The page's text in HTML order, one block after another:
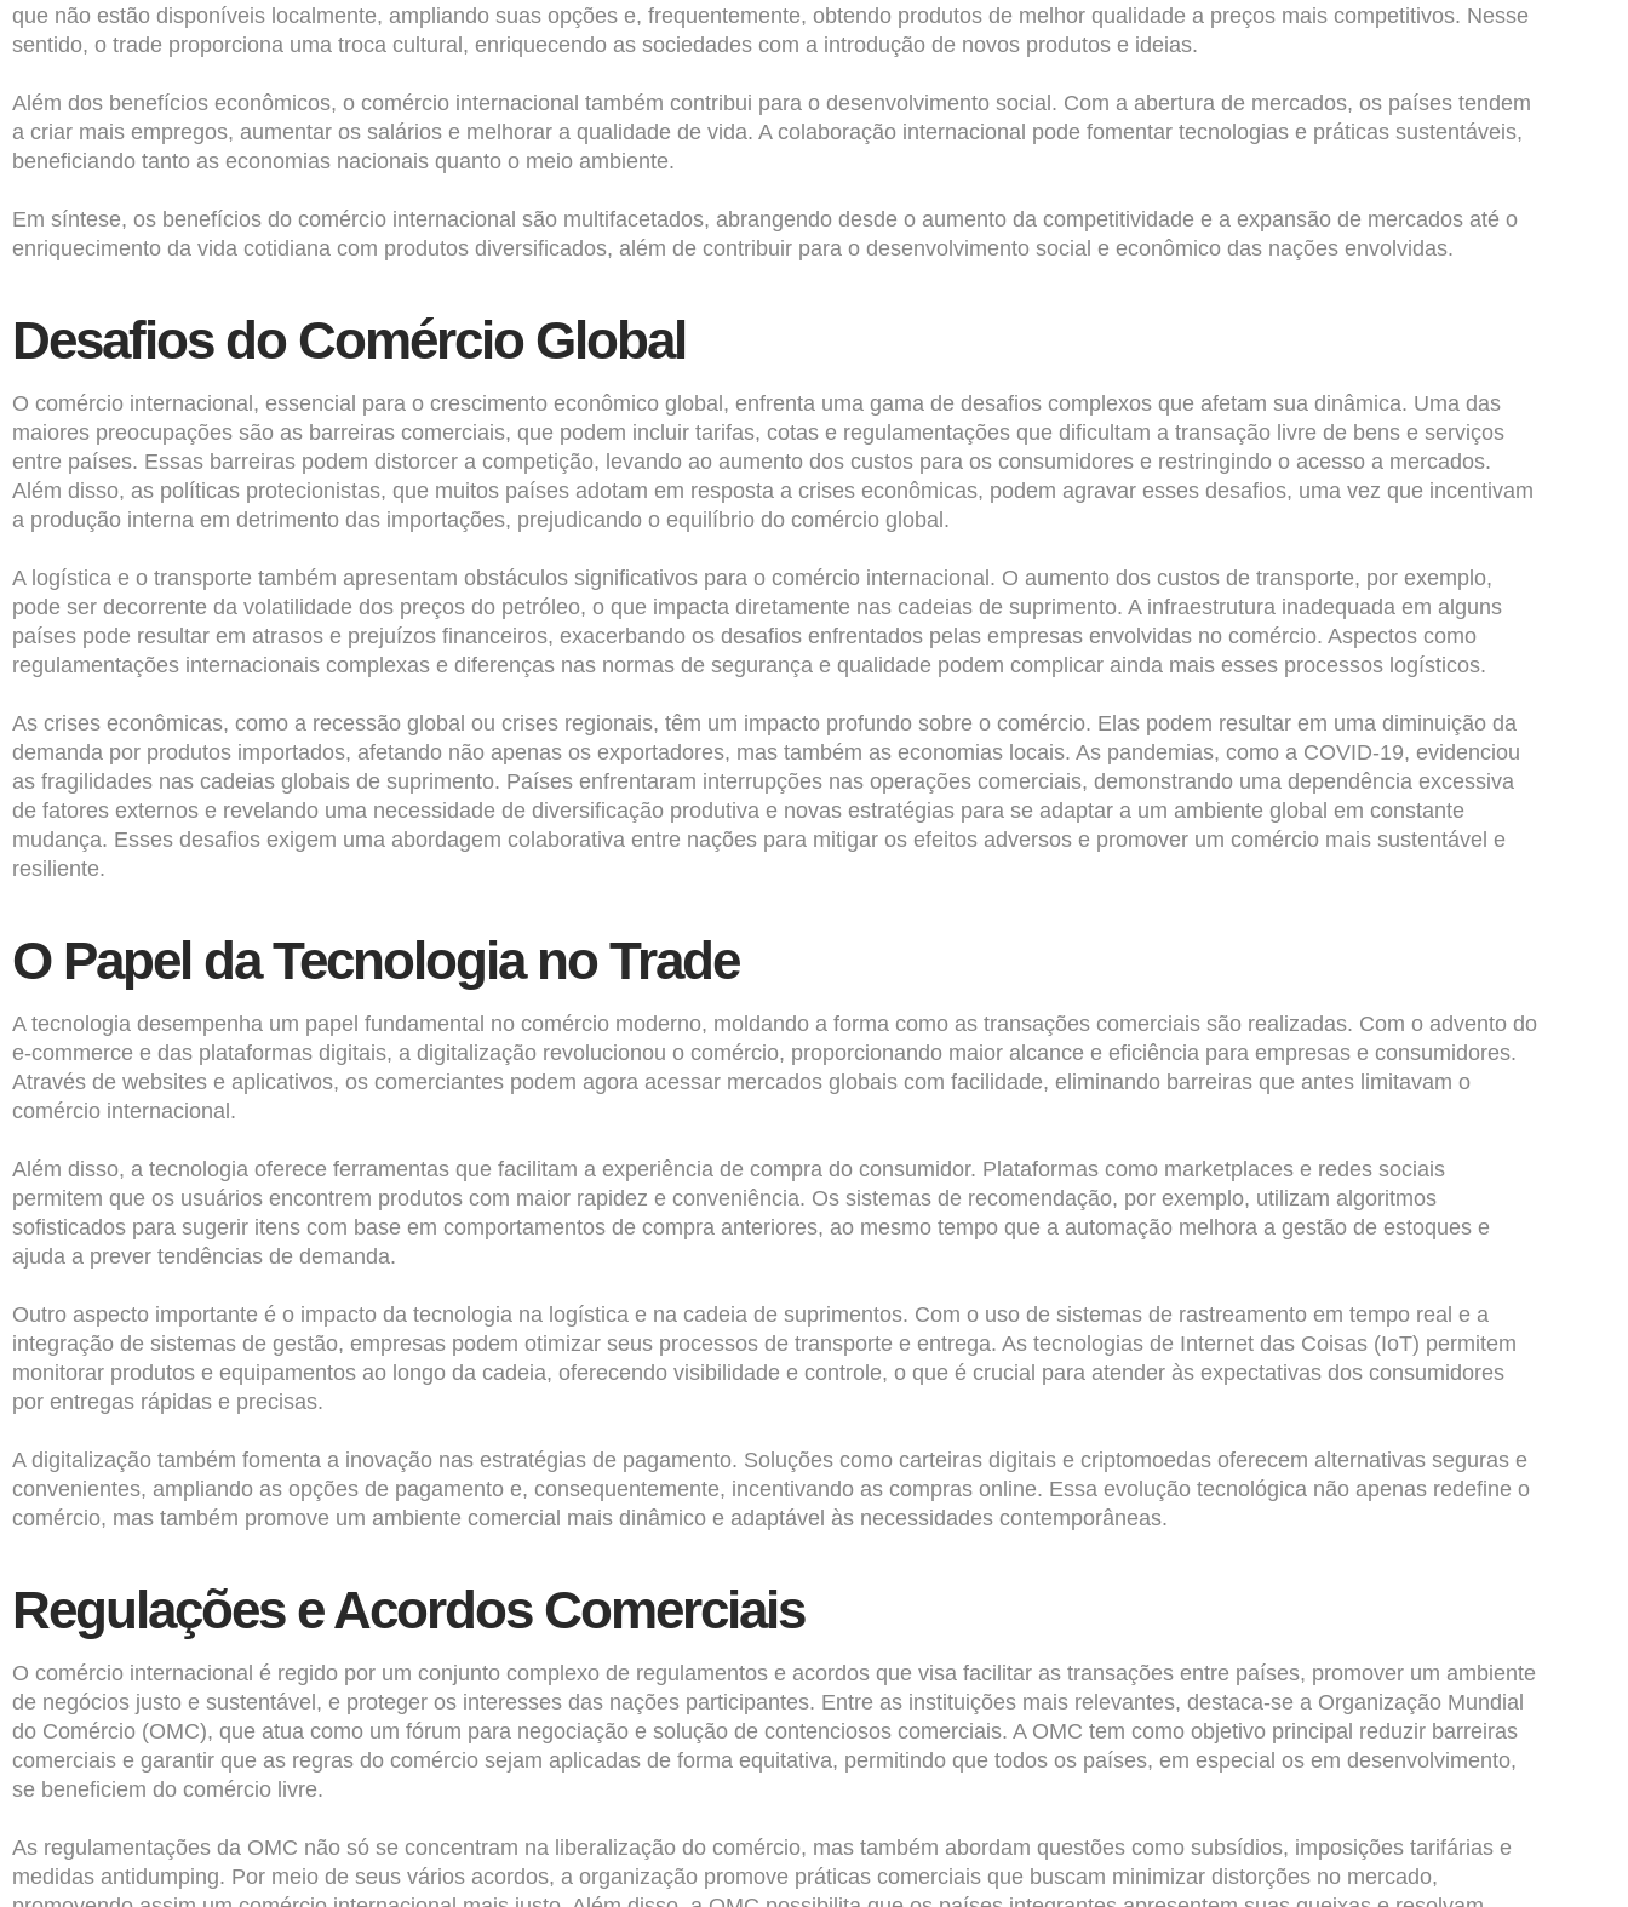
que não estão disponíveis localmente, ampliando suas opções e, frequentemente, obtendo produtos de melhor qualidade a preços mais competitivos. Nesse
sentido, o trade proporciona uma troca cultural, enriquecendo as sociedades com a introdução de novos produtos e ideias.
Além dos benefícios econômicos, o comércio internacional também contribui para o desenvolvimento social. Com a abertura de mercados, os países tendem
a criar mais empregos, aumentar os salários e melhorar a qualidade de vida. A colaboração internacional pode fomentar tecnologias e práticas sustentáveis,
beneficiando tanto as economias nacionais quanto o meio ambiente.
Em síntese, os benefícios do comércio internacional são multifacetados, abrangendo desde o aumento da competitividade e a expansão de mercados até o
enriquecimento da vida cotidiana com produtos diversificados, além de contribuir para o desenvolvimento social e econômico das nações envolvidas.
Desafios do Comércio Global
O comércio internacional, essencial para o crescimento econômico global, enfrenta uma gama de desafios complexos que afetam sua dinâmica. Uma das
maiores preocupações são as barreiras comerciais, que podem incluir tarifas, cotas e regulamentações que dificultam a transação livre de bens e serviços
entre países. Essas barreiras podem distorcer a competição, levando ao aumento dos custos para os consumidores e restringindo o acesso a mercados.
Além disso, as políticas protecionistas, que muitos países adotam em resposta a crises econômicas, podem agravar esses desafios, uma vez que incentivam
a produção interna em detrimento das importações, prejudicando o equilíbrio do comércio global.
A logística e o transporte também apresentam obstáculos significativos para o comércio internacional. O aumento dos custos de transporte, por exemplo,
pode ser decorrente da volatilidade dos preços do petróleo, o que impacta diretamente nas cadeias de suprimento. A infraestrutura inadequada em alguns
países pode resultar em atrasos e prejuízos financeiros, exacerbando os desafios enfrentados pelas empresas envolvidas no comércio. Aspectos como
regulamentações internacionais complexas e diferenças nas normas de segurança e qualidade podem complicar ainda mais esses processos logísticos.
As crises econômicas, como a recessão global ou crises regionais, têm um impacto profundo sobre o comércio. Elas podem resultar em uma diminuição da
demanda por produtos importados, afetando não apenas os exportadores, mas também as economias locais. As pandemias, como a COVID-19, evidenciou
as fragilidades nas cadeias globais de suprimento. Países enfrentaram interrupções nas operações comerciais, demonstrando uma dependência excessiva
de fatores externos e revelando uma necessidade de diversificação produtiva e novas estratégias para se adaptar a um ambiente global em constante
mudança. Esses desafios exigem uma abordagem colaborativa entre nações para mitigar os efeitos adversos e promover um comércio mais sustentável e
resiliente.
O Papel da Tecnologia no Trade
A tecnologia desempenha um papel fundamental no comércio moderno, moldando a forma como as transações comerciais são realizadas. Com o advento do
e-commerce e das plataformas digitais, a digitalização revolucionou o comércio, proporcionando maior alcance e eficiência para empresas e consumidores.
Através de websites e aplicativos, os comerciantes podem agora acessar mercados globais com facilidade, eliminando barreiras que antes limitavam o
comércio internacional.
Além disso, a tecnologia oferece ferramentas que facilitam a experiência de compra do consumidor. Plataformas como marketplaces e redes sociais
permitem que os usuários encontrem produtos com maior rapidez e conveniência. Os sistemas de recomendação, por exemplo, utilizam algoritmos
sofisticados para sugerir itens com base em comportamentos de compra anteriores, ao mesmo tempo que a automação melhora a gestão de estoques e
ajuda a prever tendências de demanda.
Outro aspecto importante é o impacto da tecnologia na logística e na cadeia de suprimentos. Com o uso de sistemas de rastreamento em tempo real e a
integração de sistemas de gestão, empresas podem otimizar seus processos de transporte e entrega. As tecnologias de Internet das Coisas (IoT) permitem
monitorar produtos e equipamentos ao longo da cadeia, oferecendo visibilidade e controle, o que é crucial para atender às expectativas dos consumidores
por entregas rápidas e precisas.
A digitalização também fomenta a inovação nas estratégias de pagamento. Soluções como carteiras digitais e criptomoedas oferecem alternativas seguras e
convenientes, ampliando as opções de pagamento e, consequentemente, incentivando as compras online. Essa evolução tecnológica não apenas redefine o
comércio, mas também promove um ambiente comercial mais dinâmico e adaptável às necessidades contemporâneas.
Regulações e Acordos Comerciais
O comércio internacional é regido por um conjunto complexo de regulamentos e acordos que visa facilitar as transações entre países, promover um ambiente
de negócios justo e sustentável, e proteger os interesses das nações participantes. Entre as instituições mais relevantes, destaca-se a Organização Mundial
do Comércio (OMC), que atua como um fórum para negociação e solução de contenciosos comerciais. A OMC tem como objetivo principal reduzir barreiras
comerciais e garantir que as regras do comércio sejam aplicadas de forma equitativa, permitindo que todos os países, em especial os em desenvolvimento,
se beneficiem do comércio livre.
As regulamentações da OMC não só se concentram na liberalização do comércio, mas também abordam questões como subsídios, imposições tarifárias e
medidas antidumping. Por meio de seus vários acordos, a organização promove práticas comerciais que buscam minimizar distorções no mercado,